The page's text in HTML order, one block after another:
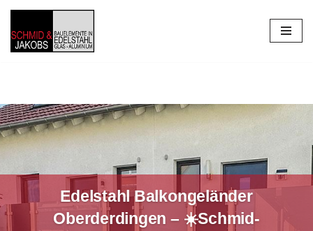
Zum
Inhalt
Edelstahl Balkongeländer
Oberderdingen – ☀️Schmid-